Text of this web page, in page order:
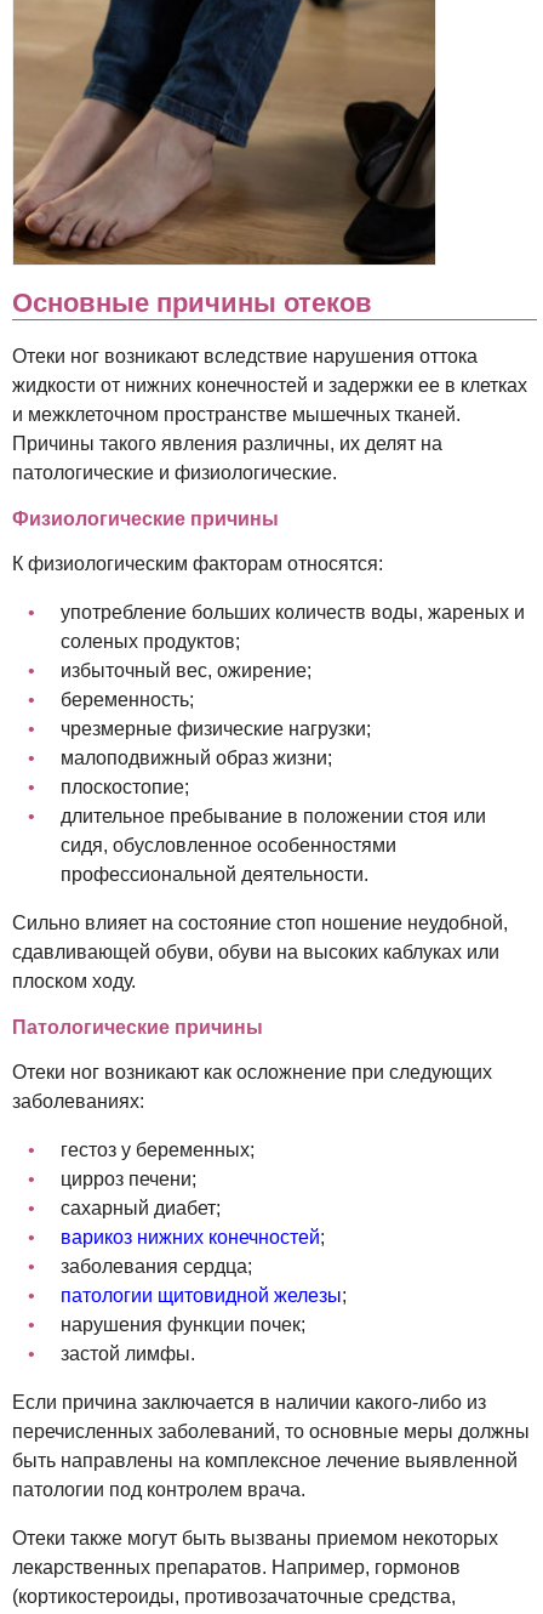
Основные причины отеков
Отеки ног возникают вследствие нарушения оттока
жидкости от нижних конечностей и задержки ее в клетках
и межклеточном пространстве мышечных тканей.
Причины такого явления различны, их делят на
патологические и физиологические.
Физиологические причины
К физиологическим факторам относятся:
употребление больших количеств воды, жареных и
соленых продуктов;
избыточный вес, ожирение;
беременность;
чрезмерные физические нагрузки;
малоподвижный образ жизни;
плоскостопие;
длительное пребывание в положении стоя или
сидя, обусловленное особенностями
профессиональной деятельности.
Сильно влияет на состояние стоп ношение неудобной,
сдавливающей обуви, обуви на высоких каблуках или
плоском ходу.
Патологические причины
Отеки ног возникают как осложнение при следующих
заболеваниях:
гестоз у беременных;
цирроз печени;
сахарный диабет;
варикоз нижних конечностей;
заболевания сердца;
патологии щитовидной железы;
нарушения функции почек;
застой лимфы.
Если причина заключается в наличии какого-либо из
перечисленных заболеваний, то основные меры должны
быть направлены на комплексное лечение выявленной
патологии под контролем врача.
Отеки также могут быть вызваны приемом некоторых
лекарственных препаратов. Например, гормонов
(кортикостероиды, противозачаточные средства,